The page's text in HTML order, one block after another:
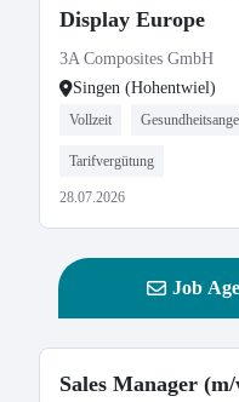
Display Europe
3A Composites GmbH
Singen (Hohentwiel)
Vollzeit
Tarifvergütung
28.07.2026
Job
Sales Manager